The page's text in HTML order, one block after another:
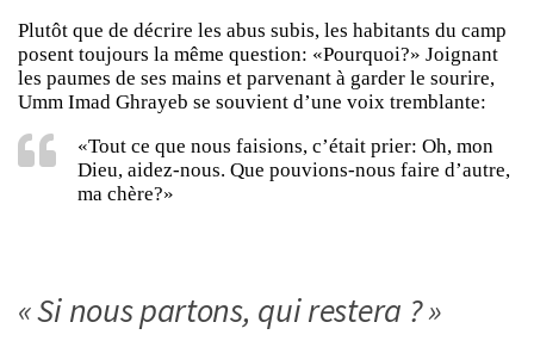
Plutôt que de décrire les abus subis, les habitants du camp
posent toujours la même question: «Pourquoi?» Joignant
les paumes de ses mains et parvenant à garder le sourire,
Umm Imad Ghrayeb se souvient d’une voix tremblante:
«Tout ce que nous faisions, c’était prier: Oh, mon
Dieu, aidez-nous. Que pouvions-nous faire d’autre,
ma chère?»
« Si nous partons, qui restera ? »